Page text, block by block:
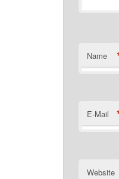
Name
E-Mail
Website